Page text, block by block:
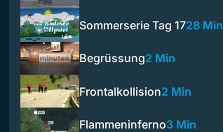
Sommerserie Tag 1728 Min
Begrüssung2 Min
Frontalkollision2 Min
Flammeninferno3 Min